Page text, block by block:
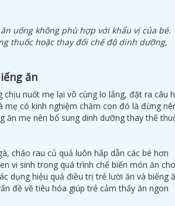
uống không phù hợp với khẩu vị của bé.
thuốc hoặc thay đổi chế độ dinh dưỡng,
ăn
nuốt mẹ lại vô cùng lo lắng, đặt ra câu
mẹ có kinh nghiệm chăm con đó là đừng
ăn mẹ nên bổ sung dinh dưỡng thay thế
cháo rau củ quả luôn hấp dẫn các bé hơn
vi sinh trong quá trình chế biến món ăn cho
dụng hiệu quả điều trị trẻ lười ăn và biếng
đề về tiêu hóa giúp trẻ cảm thấy ăn ngon